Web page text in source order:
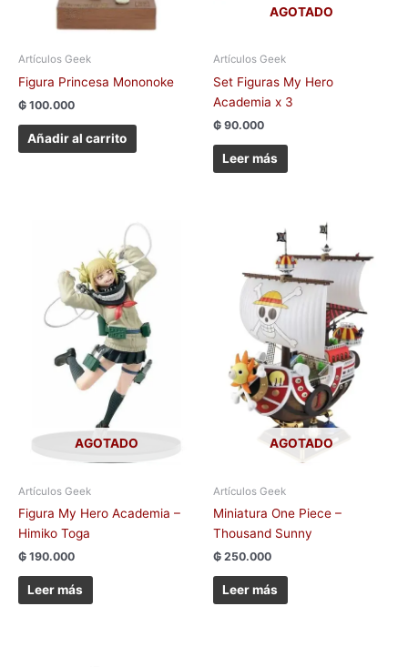
Artículos Geek
Figura Princesa Mononoke
₲ 100.000
Añadir al carrito
AGOTADO
Artículos Geek
Set Figuras My Hero
Academia x 3
₲ 90.000
Leer más
AGOTADO
Artículos Geek
Figura My Hero Academia –
Himiko Toga
₲ 190.000
Leer más
AGOTADO
Artículos Geek
Miniatura One Piece –
Thousand Sunny
₲ 250.000
Leer más